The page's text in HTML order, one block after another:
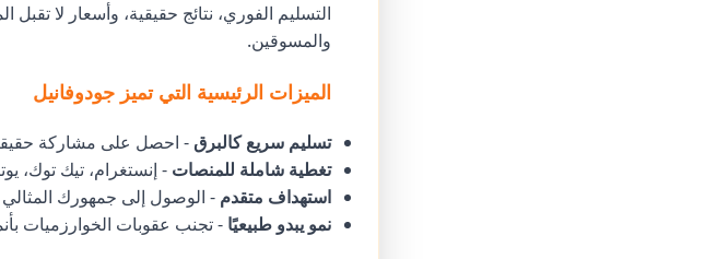
التسليم الفوري، نتائج حقيقية، وأسعار لا
والمسوقين.
الميزات الرئيسية التي تميز جودوفانيل
تسليم سريع كالبرق- احصل على مشاركة
تغطية شاملة للمنصات - إنستغرام، تيك توك،
استهداف متقدم - الوصول إلى جمهورك المثالي
نمو يبدو طبيعيًا - تجنب عقوبات الخوارزميات